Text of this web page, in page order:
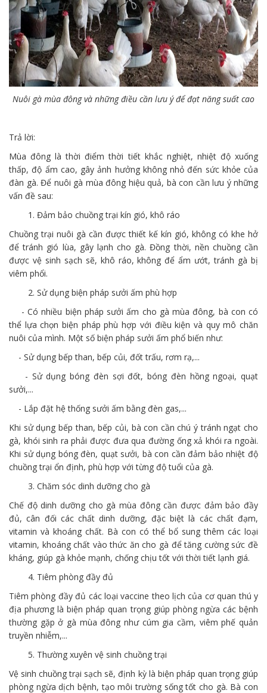
Nuôi gà mùa đông và những điều cần lưu ý để đạt năng suất cao
Trả lời:
Mùa đông là thời điểm thời tiết khắc nghiệt, nhiệt độ xuống
thấp, độ ẩm cao, gây ảnh hưởng không nhỏ đến sức khỏe của
đàn gà. Để nuôi gà mùa đông hiệu quả, bà con cần lưu ý những
vấn đề sau:
1. Đảm bảo chuồng trại kín gió, khô ráo
Chuồng trại nuôi gà cần được thiết kế kín gió, không có khe hở
để tránh gió lùa, gây lạnh cho gà. Đồng thời, nền chuồng cần
được vệ sinh sạch sẽ, khô ráo, không để ẩm ướt, tránh gà bị
viêm phổi.
2. Sử dụng biện pháp sưởi ấm phù hợp
- Có nhiều biện pháp sưởi ấm cho gà mùa đông, bà con có
thể lựa chọn biện pháp phù hợp với điều kiện và quy mô chăn
nuôi của mình. Một số biện pháp sưởi ấm phổ biến như:
- Sử dụng bếp than, bếp củi, đốt trấu, rơm rạ,...
- Sử dụng bóng đèn sợi đốt, bóng đèn hồng ngoại, quạt
sưởi,...
- Lắp đặt hệ thống sưởi ấm bằng đèn gas,...
Khi sử dụng bếp than, bếp củi, bà con cần chú ý tránh ngạt cho
gà, khói sinh ra phải được đưa qua đường ống xả khói ra ngoài.
Khi sử dụng bóng đèn, quạt sưởi, bà con cần đảm bảo nhiệt độ
chuồng trại ổn định, phù hợp với từng độ tuổi của gà.
3. Chăm sóc dinh dưỡng cho gà
Chế độ dinh dưỡng cho gà mùa đông cần được đảm bảo đầy
đủ, cân đối các chất dinh dưỡng, đặc biệt là các chất đạm,
vitamin và khoáng chất. Bà con có thể bổ sung thêm các loại
vitamin, khoáng chất vào thức ăn cho gà để tăng cường sức đề
kháng, giúp gà khỏe mạnh, chống chịu tốt với thời tiết lạnh giá.
4. Tiêm phòng đầy đủ
Tiêm phòng đầy đủ các loại vaccine theo lịch của cơ quan thú y
địa phương là biện pháp quan trọng giúp phòng ngừa các bệnh
thường gặp ở gà mùa đông như cúm gia cầm, viêm phế quản
truyền nhiễm,...
5. Thường xuyên vệ sinh chuồng trại
Vệ sinh chuồng trại sạch sẽ, định kỳ là biện pháp quan trọng giúp
phòng ngừa dịch bệnh, tạo môi trường sống tốt cho gà. Bà con